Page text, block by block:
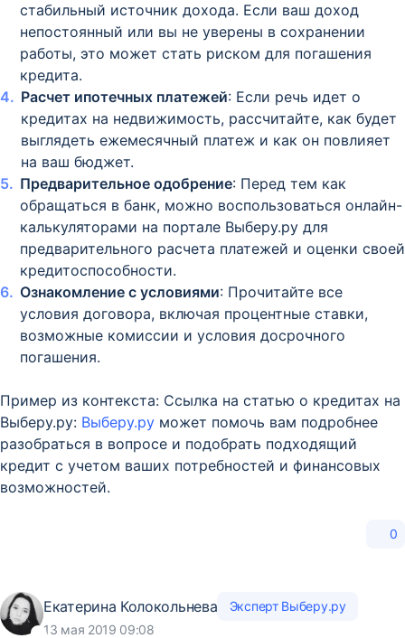
стабильный источник дохода. Если ваш доход
непостоянный или вы не уверены в сохранении
работы, это может стать риском для погашения
кредита.
Расчет ипотечных платежей: Если речь идет о
кредитах на недвижимость, рассчитайте, как будет
выглядеть ежемесячный платеж и как он повлияет
на ваш бюджет.
Предварительное одобрение: Перед тем как
обращаться в банк, можно воспользоваться онлайн-
калькуляторами на портале Выберу.ру для
предварительного расчета платежей и оценки своей
кредитоспособности.
Ознакомление с условиями: Прочитайте все
условия договора, включая процентные ставки,
возможные комиссии и условия досрочного
погашения.
Пример из контекста: Ссылка на статью о кредитах на
Выберу.ру: Выберу.ру может помочь вам подробнее
разобраться в вопросе и подобрать подходящий
кредит с учетом ваших потребностей и финансовых
возможностей.
0
Екатерина Колокольнева
Эксперт Выберу.ру
13 мая 2019 09:08